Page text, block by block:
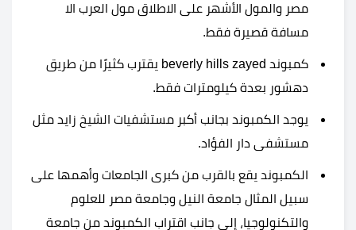
مصر والمول الأشهر على الاطلاق مول العرب الا
مسافة قصيرة فقط.
كمبوند beverly hills zayed يقترب كثيرًا من طريق
دهشور بعدة كيلومترات فقط.
يوجد الكمبوند بجانب أكبر مستشفيات الشيخ زايد مثل
مستشفى دار الفؤاد.
الكمبوند يقع بالقرب من كبرى الجامعات وأهمها على
سبيل المثال جامعة النيل وجامعة مصر للعلوم
والتكنولوجيا، إلى جانب اقتراب الكمبوند من جامعة